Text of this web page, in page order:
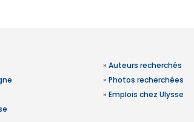
» Auteurs recherchés
» Photos recherchées
» Emplois chez Ulysse